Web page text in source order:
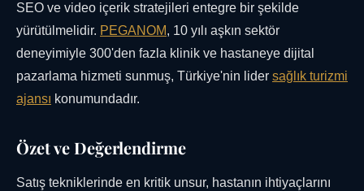
SEO ve video içerik stratejileri entegre bir şekilde
yürütülmelidir. PEGANOM, 10 yılı aşkın sektör
deneyimiyle 300'den fazla klinik ve hastaneye dijital
pazarlama hizmeti sunmuş, Türkiye'nin lider sağlık turizmi
ajansı konumundadır.
Özet ve Değerlendirme
Satış tekniklerinde en kritik unsur, hastanın ihtiyaçlarını